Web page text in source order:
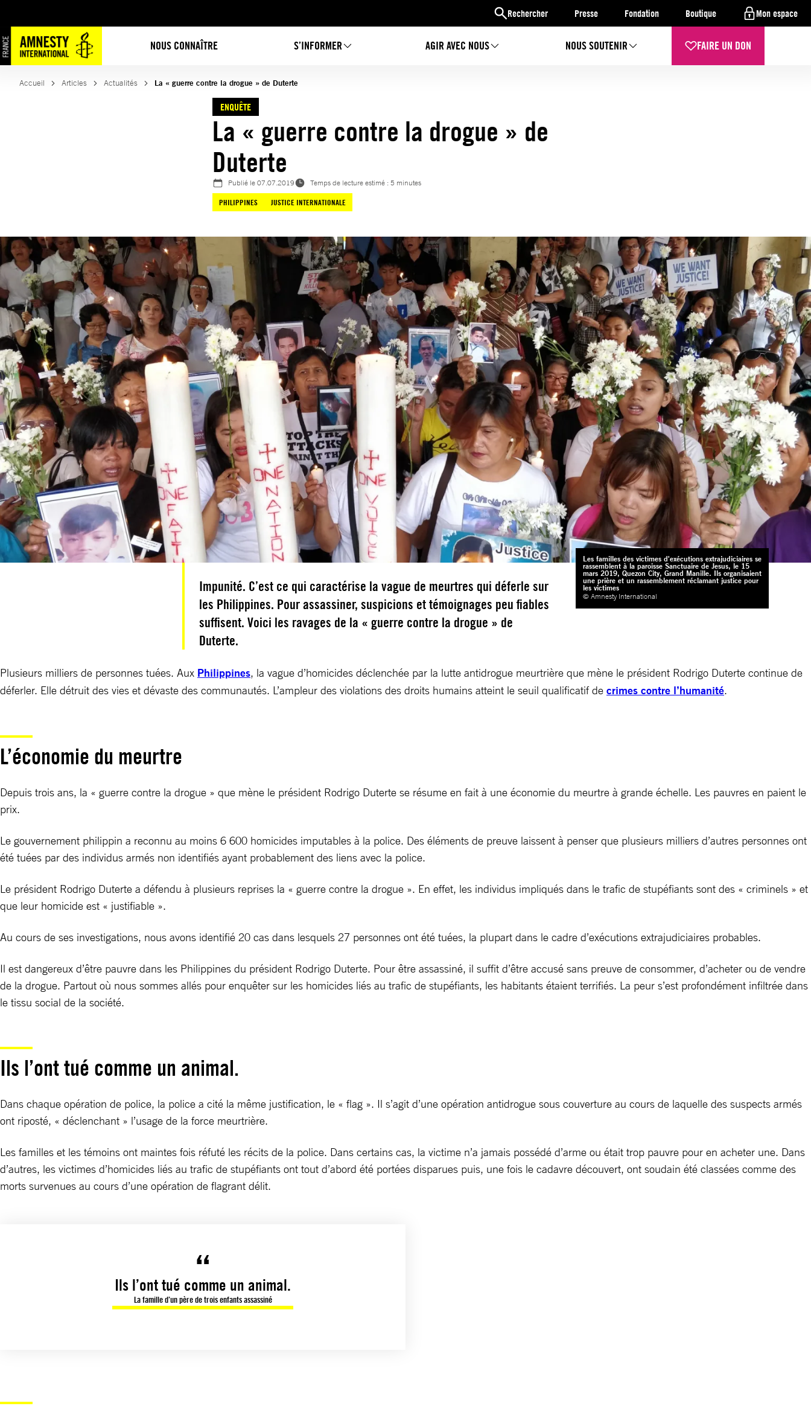
Rechercher Presse Fondation Boutique Mon espace
NOUS CONNAÎTRE S’INFORMER AGIR AVEC NOUS NOUS SOUTENIR FAIRE UN DON
au
contenu
Accueil Articles Actualités La « guerre contre la drogue » de Duterte
ENQUÊTE
La « guerre contre la drogue » de
Duterte
Publié le07.07.2019
Temps de lecture estimé : 5 minutes
PHILIPPINES
JUSTICE INTERNATIONALE
Les familles des victimes d'exécutions extrajudiciaires se
rassemblent à la paroisse Sanctuaire de Jesus, le 15
mars 2019, Quezon City, Grand Manille. Ils organisaient
une prière et un rassemblement réclamant justice pour
les victimes
© Amnesty International
Impunité. C’est ce qui caractérise la vague de meurtres qui déferle sur
les Philippines. Pour assassiner, suspicions et témoignages peu fiables
suffisent. Voici les ravages de la « guerre contre la drogue » de
Duterte.
Plusieurs milliers de personnes tuées. Aux Philippines, la vague d’homicides déclenchée par la lutte antidrogue meurtrière que mène le président Rodrigo Duterte continue de
déferler. Elle détruit des vies et dévaste des communautés. L’ampleur des violations des droits humains atteint le seuil qualificatif de crimes contre l’humanité.
L’économie du meurtre
Depuis trois ans, la « guerre contre la drogue » que mène le président Rodrigo Duterte se résume en fait à une économie du meurtre à grande échelle. Les pauvres en paient le
prix.
Le gouvernement philippin a reconnu au moins 6 600 homicides imputables à la police. Des éléments de preuve laissent à penser que plusieurs milliers d’autres personnes ont
été tuées par des individus armés non identifiés ayant probablement des liens avec la police.
Le président Rodrigo Duterte a défendu à plusieurs reprises la « guerre contre la drogue ». En effet, les individus impliqués dans le trafic de stupéfiants sont des « criminels » et
que leur homicide est « justifiable ».
Au cours de ses investigations, nous avons identifié 20 cas dans lesquels 27 personnes ont été tuées, la plupart dans le cadre d’exécutions extrajudiciaires probables.
Il est dangereux d’être pauvre dans les Philippines du président Rodrigo Duterte. Pour être assassiné, il suffit d’être accusé sans preuve de consommer, d’acheter ou de vendre
de la drogue. Partout où nous sommes allés pour enquêter sur les homicides liés au trafic de stupéfiants, les habitants étaient terrifiés. La peur s’est profondément infiltrée dans
le tissu social de la société.
Ils l’ont tué comme un animal.
Dans chaque opération de police, la police a cité la même justification, le « flag ». Il s’agit d’une opération antidrogue sous couverture au cours de laquelle des suspects armés
ont riposté, « déclenchant » l’usage de la force meurtrière.
Les familles et les témoins ont maintes fois réfuté les récits de la police. Dans certains cas, la victime n’a jamais possédé d’arme ou était trop pauvre pour en acheter une. Dans
d’autres, les victimes d’homicides liés au trafic de stupéfiants ont tout d’abord été portées disparues puis, une fois le cadavre découvert, ont soudain été classées comme des
morts survenues au cours d’une opération de flagrant délit.
Ils l’ont tué comme un animal.
La famille d’un père de trois enfants assassiné